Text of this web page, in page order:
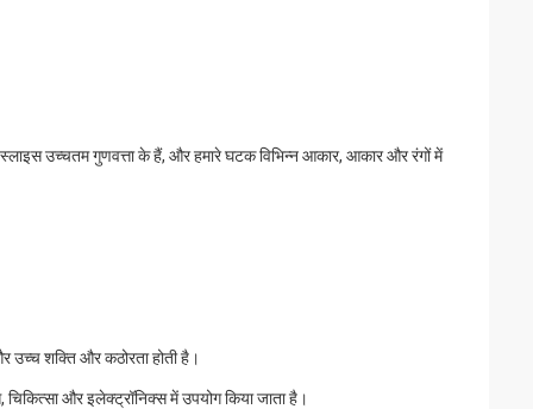
स्लाइस उच्चतम गुणवत्ता के हैं, और हमारे घटक विभिन्न आकार, आकार और रंगों में
उच्च शक्ति और कठोरता होती है।
चिकित्सा और इलेक्ट्रॉनिक्स में उपयोग किया जाता है।